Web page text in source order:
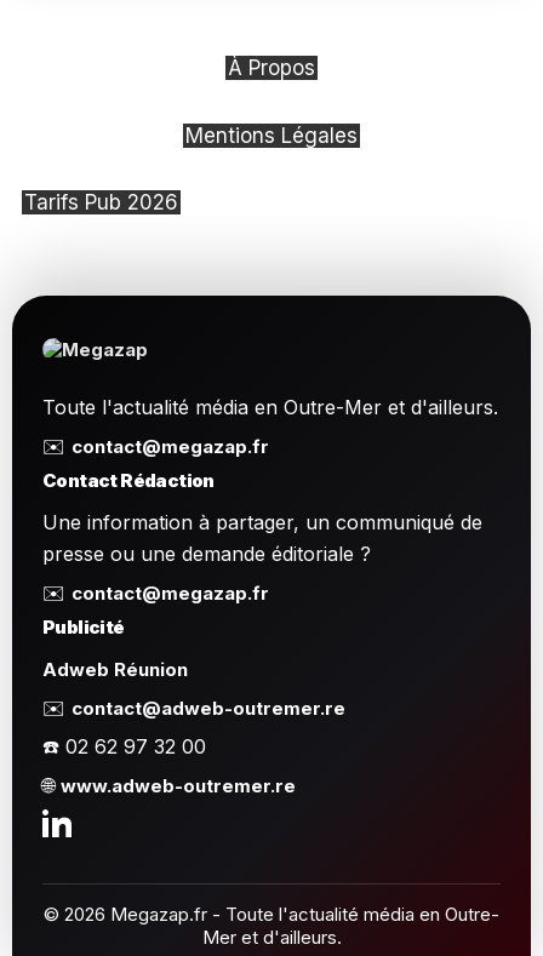
À Propos
Mentions Légales
Tarifs Pub 2026
Toute l'actualité média en Outre-Mer et d'ailleurs.
✉️ contact@megazap.fr
Contact Rédaction
Une information à partager, un communiqué de
presse ou une demande éditoriale ?
✉️ contact@megazap.fr
Publicité
Adweb Réunion
✉️ contact@adweb-outremer.re
☎️ 02 62 97 32 00
🌐www.adweb-outremer.re
© 2026 Megazap.fr - Toute l'actualité média en Outre-
Mer et d'ailleurs.